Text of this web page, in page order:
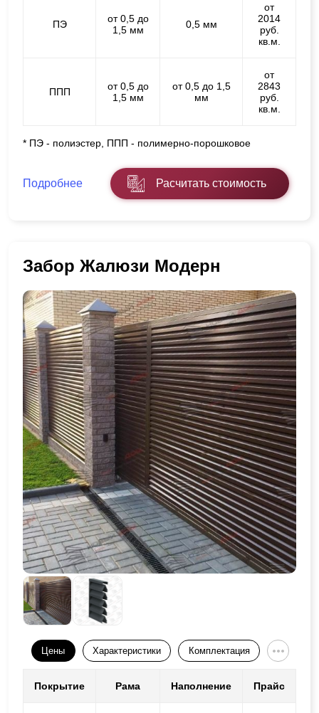
ПЭ
от 0,5 до
1,5 мм
0,5 мм
от
2014
руб.
кв.м.
ППП
от 0,5 до
1,5 мм
от 0,5 до 1,5
мм
от
2843
руб.
кв.м.
* ПЭ - полиэстер, ППП - полимерно-порошковое
Подробнее Расчитать стоимость
Забор Жалюзи Модерн
Цены Характеристики Комплектация
Покрытие Рама Наполнение Прайс